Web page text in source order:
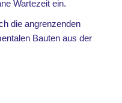
Wartezeit ein.
die angrenzenden
Bauten aus der